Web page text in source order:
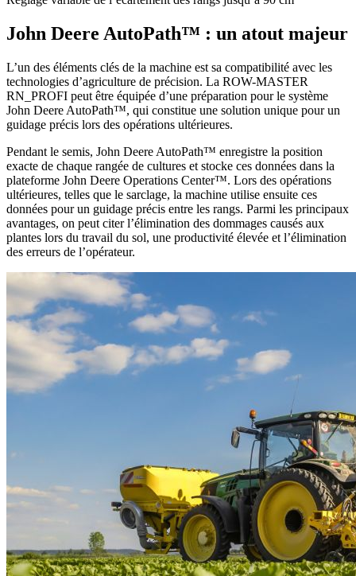
John Deere AutoPath™ : un atout majeur
L’un des éléments clés de la machine est sa compatibilité avec les
technologies d’agriculture de précision. La ROW-MASTER
RN_PROFI peut être équipée d’une préparation pour le système
John Deere AutoPath™, qui constitue une solution unique pour un
guidage précis lors des opérations ultérieures.
Pendant le semis, John Deere AutoPath™ enregistre la position
exacte de chaque rangée de cultures et stocke ces données dans la
plateforme John Deere Operations Center™. Lors des opérations
ultérieures, telles que le sarclage, la machine utilise ensuite ces
données pour un guidage précis entre les rangs. Parmi les principaux
avantages, on peut citer l’élimination des dommages causés aux
plantes lors du travail du sol, une productivité élevée et l’élimination
des erreurs de l’opérateur.